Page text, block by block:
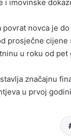
i imovinske
povrat novca je
prosječne cijene
u roku od pet
značajnu
u prvoj